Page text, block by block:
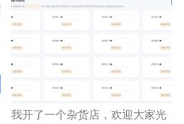
我开了一个杂货店，欢迎大家光